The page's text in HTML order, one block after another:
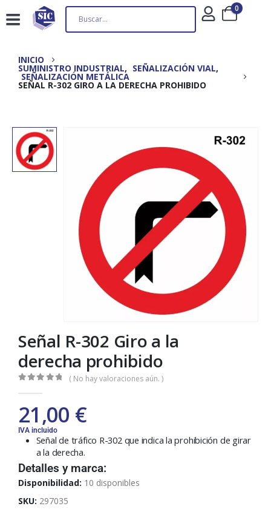
0
INICIO
SUMINISTRO INDUSTRIAL, SEÑALIZACIÓN VIAL,
SEÑALIZACIÓN METÁLICA
SEÑAL R-302 GIRO A LA DERECHA PROHIBIDO
Señal R-302 Giro a la
derecha prohibido
( No hay valoraciones aún. )
21,00 €
IVA incluido
Señal de tráfico R-302 que indica la prohibición de girar
a la derecha.
Detalles y marca:
Disponibilidad: 10 disponibles
SKU: 297035